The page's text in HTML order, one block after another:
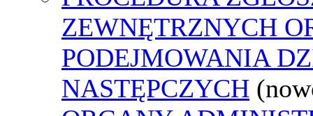
ZEWNĘTRZNYCH
PODEJMOWANIA
NASTĘPCZYCH